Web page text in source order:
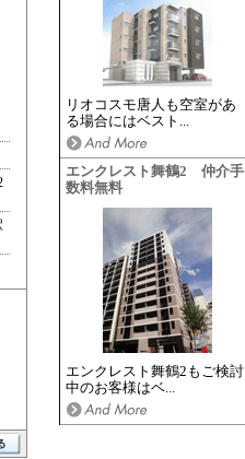
リオコスモ唐人も空室があ
る場合にはベスト...
エンクレスト舞鶴2 仲介手
数料無料
エンクレスト舞鶴2もご検討
中のお客様はベ...